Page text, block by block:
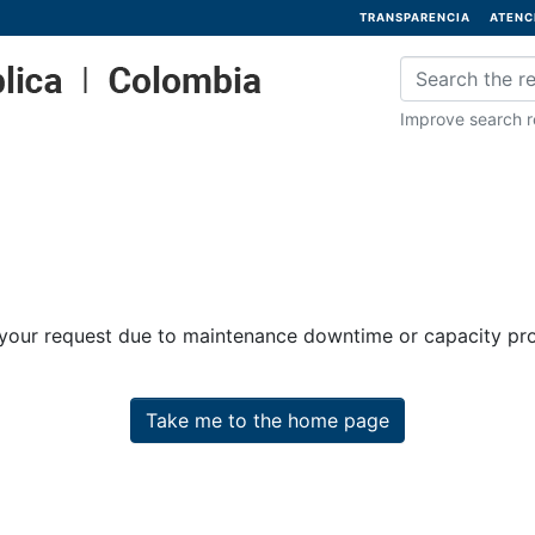
TRANSPARENCIA
Improve search
request due to maintenance downtime or capacity
Take me to the home page